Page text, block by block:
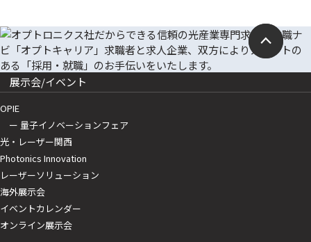
展示会/イベント
OPIE
ー 量子イノベーションフェア
光・レーザー関西
Photonics Innovation
レーザーソリューション
海外展示会
イベントカレンダー
オンライン展示会